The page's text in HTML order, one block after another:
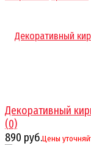
Декоративный
(0)
890 руб.Цены